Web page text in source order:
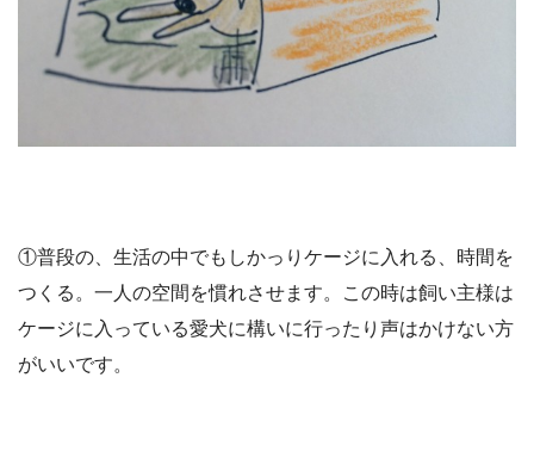
①普段の、生活の中でもしかっりケージに入れる、時間を
つくる。一人の空間を慣れさせます。この時は飼い主様は
ケージに入っている愛犬に構いに行ったり声はかけない方
がいいです。